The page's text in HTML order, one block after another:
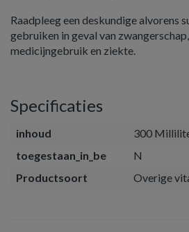
Raadpleeg een deskundige alvorens
gebruiken in geval van
medicijngebruik en ziekte.
Specificaties
inhoud
300
toegestaan_in_be
N
Productsoort
Overige